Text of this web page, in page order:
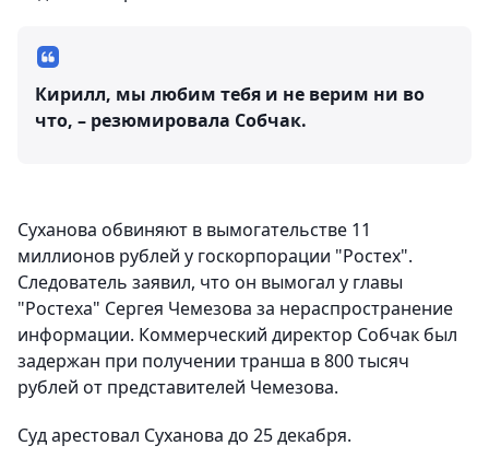
Кирилл, мы любим тебя и не верим ни во
что, – резюмировала Собчак.
Суханова обвиняют в вымогательстве 11
миллионов рублей у госкорпорации "Ростех".
Следователь заявил, что он вымогал у главы
"Ростеха" Сергея Чемезова за нераспространение
информации. Коммерческий директор Собчак был
задержан при получении транша в 800 тысяч
рублей от представителей Чемезова.
Суд арестовал Суханова до 25 декабря.